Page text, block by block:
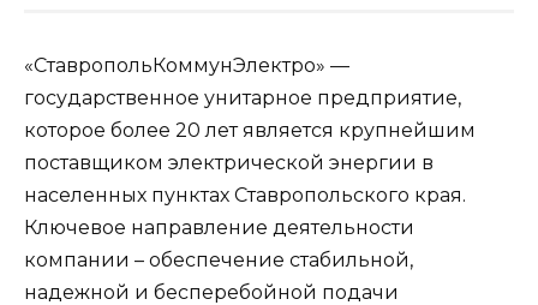
«СтавропольКоммунЭлектро» —
государственное унитарное предприятие,
которое более 20 лет является крупнейшим
поставщиком электрической энергии в
населенных пунктах Ставропольского края.
Ключевое направление деятельности
компании – обеспечение стабильной,
надежной и бесперебойной подачи